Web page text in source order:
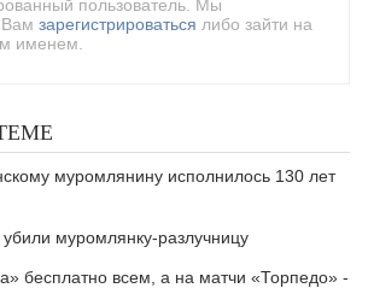
пользователь. Мы
зарегистрироваться либо зайти на
именем.
муромлянину исполнилось 130 лет
муромлянку-разлучницу
бесплатно всем, а на матчи «Торпедо» -